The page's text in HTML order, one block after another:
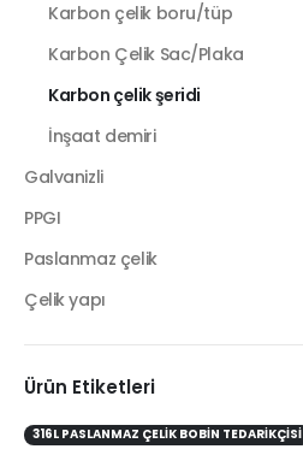
Karbon çelik boru/tüp
Karbon Çelik Sac/Plaka
Karbon çelik şeridi
İnşaat demiri
Galvanizli
PPGI
Paslanmaz çelik
Çelik yapı
Ürün Etiketleri
316L PASLANMAZ ÇELIK BOBIN TEDARIKÇISI